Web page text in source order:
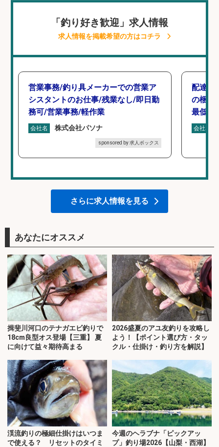
「釣り好き歓迎」求人情報
求人情報を掲載希望の方はコチラ
営業事務/釣り具メーカーでの営業ア
シスタントのお仕事/残業なし/即日勤
務可/営業事務/軽作業
会社名 株式会社パソナ
sponsored by 求人ボックス
配達/
の梱包
最低月
会社名
さらに求人情報を見る
あなたにオススメ
揖斐川河口のテナガエビ釣りで
18cm良型オス登場【三重】 夏
に向けて益々期待高まる
2026盛夏のアユ友釣りを攻略し
よう！【ポイント選び方・タッ
クル・仕掛け・釣り方を解説】
渓流釣りの極細仕掛けはいつま
で使える？ リセットのタイミ
今週のヘラブナ「ピックアッ
プ」釣り場2026【山梨・西湖】